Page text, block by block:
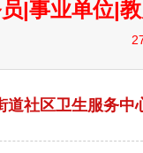
道社区卫生服务